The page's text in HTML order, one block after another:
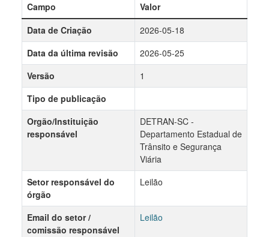
Campo
Valor
Data de Criação
2026-05-18
Data da última revisão
2026-05-25
Versão
1
Tipo de publicação
Orgão/Instituição
responsável
DETRAN-SC -
Departamento Estadual de
Trânsito e Segurança
Viária
Setor responsável do
órgão
Leilão
Email do setor /
comissão responsável
Leilão